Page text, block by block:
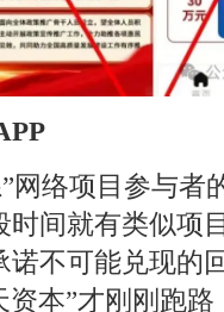
网络项目参与者
时间就有类似项
不可能兑现的
资本”才刚刚跑